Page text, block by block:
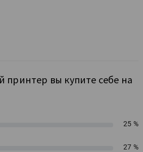
принтер вы купите себе на
25 %
27 %